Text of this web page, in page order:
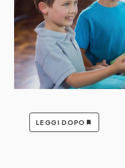
LEGGI DOPO